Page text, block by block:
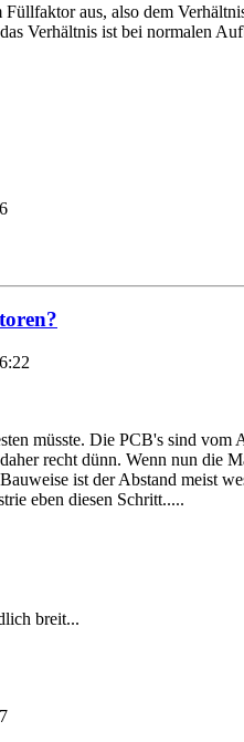
aus, also dem
Verhältnis ist bei normalen
müsste. Die PCB's sind
recht dünn. Wenn nun die
ist der Abstand meist
eben diesen Schritt.....
breit...